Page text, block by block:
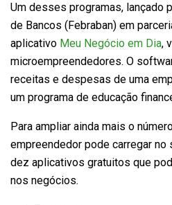
Um desses programas, lançado
de Bancos (Febraban) em
aplicativo Meu Negócio em Dia,
microempreendedores. O
receitas e despesas de uma
um programa de educação
Para ampliar ainda mais o
empreendedor pode carregar
dez aplicativos gratuitos que
nos negócios.